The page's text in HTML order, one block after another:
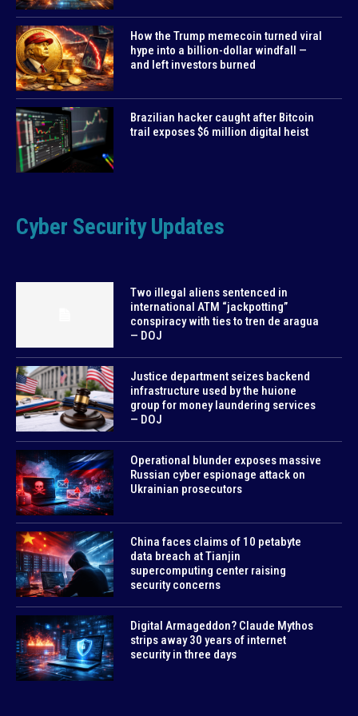
How the Trump memecoin turned viral
hype into a billion-dollar windfall —
and left investors burned
Brazilian hacker caught after Bitcoin
trail exposes $6 million digital heist
Cyber Security Updates
Two illegal aliens sentenced in
international ATM “jackpotting”
conspiracy with ties to tren de aragua
— DOJ
Justice department seizes backend
infrastructure used by the huione
group for money laundering services
— DOJ
Operational blunder exposes massive
Russian cyber espionage attack on
Ukrainian prosecutors
China faces claims of 10 petabyte
data breach at Tianjin
supercomputing center raising
security concerns
Digital Armageddon? Claude Mythos
strips away 30 years of internet
security in three days